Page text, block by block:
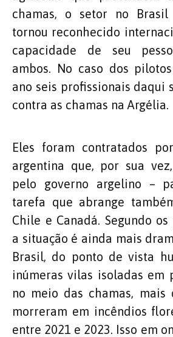
chamas, o setor no
tornou reconhecido
capacidade de seu
ambos. No caso dos
ano seis profissionais daqui
contra as chamas na Argélia.
Eles foram contratados
argentina que, por sua
pelo governo argelino –
tarefa que abrange
Chile e Canadá. Segundo
a situação é ainda mais
Brasil, do ponto de vista
inúmeras vilas isoladas em
no meio das chamas, mais
morreram em incêndios
entre 2021 e 2023. Isso em